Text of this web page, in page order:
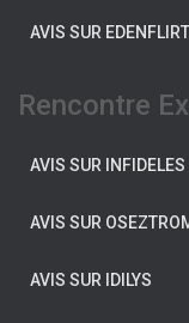
AVIS SUR EDENFLIRT
Rencontre
AVIS SUR INFIDELES
AVIS SUR
AVIS SUR IDILYS